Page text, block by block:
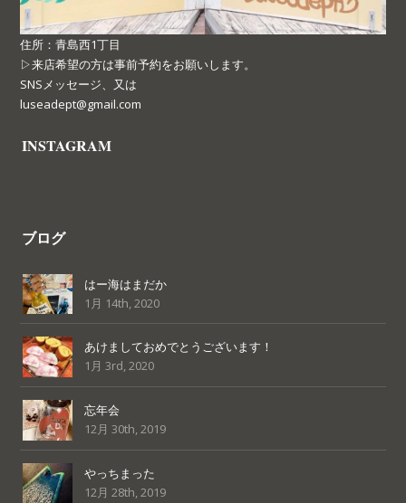
住所：青島西1丁目
▷来店希望の方は事前予約をお願いします。
SNSメッセージ、又は
luseadept@gmail.com
INSTAGRAM
ブログ
はー海はまだか
1月 14th, 2020
あけましておめでとうございます！
1月 3rd, 2020
忘年会
12月 30th, 2019
やっちまった
12月 28th, 2019